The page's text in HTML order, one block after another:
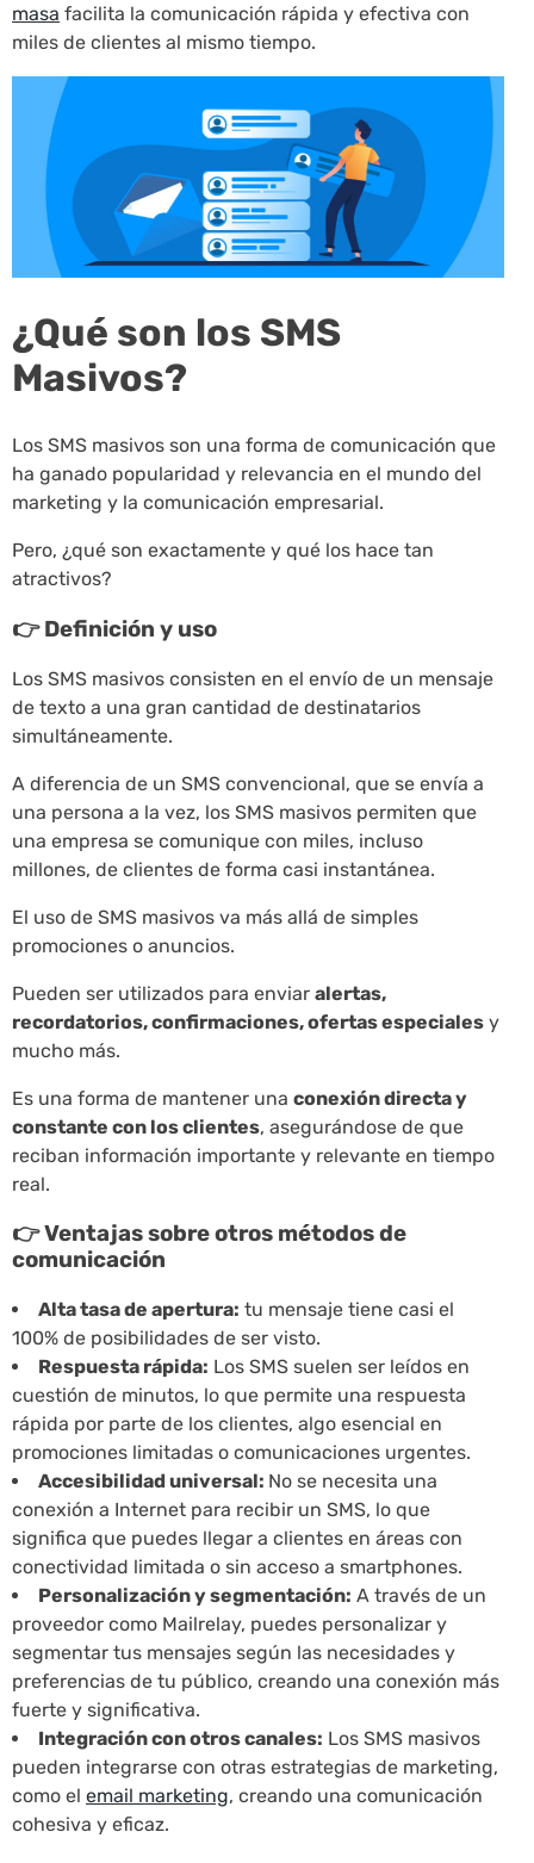
masa facilita la comunicación rápida y efectiva con
miles de clientes al mismo tiempo.
¿Qué son los SMS
Masivos?
Los SMS masivos son una forma de comunicación que
ha ganado popularidad y relevancia en el mundo del
marketing y la comunicación empresarial.
Pero, ¿qué son exactamente y qué los hace tan
atractivos?
👉 Definición y uso
Los SMS masivos consisten en el envío de un mensaje
de texto a una gran cantidad de destinatarios
simultáneamente.
A diferencia de un SMS convencional, que se envía a
una persona a la vez, los SMS masivos permiten que
una empresa se comunique con miles, incluso
millones, de clientes de forma casi instantánea.
El uso de SMS masivos va más allá de simples
promociones o anuncios.
Pueden ser utilizados para enviar alertas,
recordatorios, confirmaciones, ofertas especiales y
mucho más.
Es una forma de mantener una conexión directa y
constante con los clientes, asegurándose de que
reciban información importante y relevante en tiempo
real.
👉 Ventajas sobre otros métodos de
comunicación
Alta tasa de apertura: tu mensaje tiene casi el
100% de posibilidades de ser visto.
Respuesta rápida: Los SMS suelen ser leídos en
cuestión de minutos, lo que permite una respuesta
rápida por parte de los clientes, algo esencial en
promociones limitadas o comunicaciones urgentes.
Accesibilidad universal: No se necesita una
conexión a Internet para recibir un SMS, lo que
significa que puedes llegar a clientes en áreas con
conectividad limitada o sin acceso a smartphones.
Personalización y segmentación: A través de un
proveedor como Mailrelay, puedes personalizar y
segmentar tus mensajes según las necesidades y
preferencias de tu público, creando una conexión más
fuerte y significativa.
Integración con otros canales: Los SMS masivos
pueden integrarse con otras estrategias de marketing,
como el email marketing, creando una comunicación
cohesiva y eficaz.